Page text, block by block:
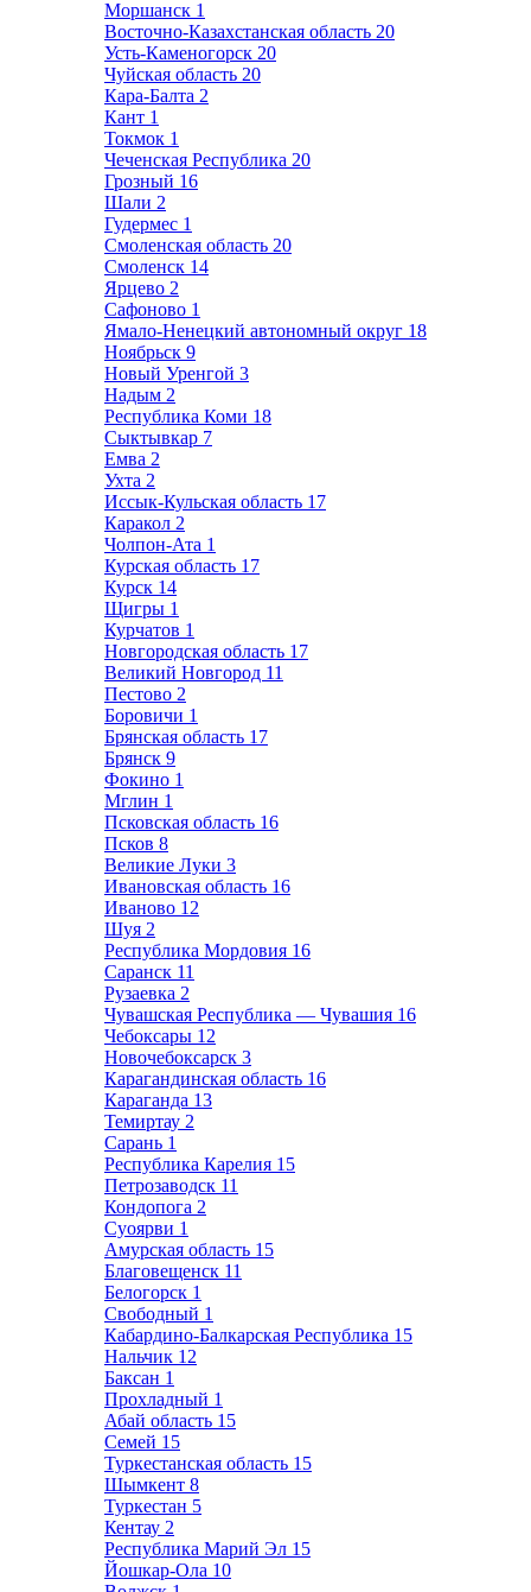
Моршанск 1
Восточно-Казахстанская область 20
Усть-Каменогорск 20
Чуйская область 20
Кара-Балта 2
Кант 1
Токмок 1
Чеченская Республика 20
Грозный 16
Шали 2
Гудермес 1
Смоленская область 20
Смоленск 14
Ярцево 2
Сафоново 1
Ямало-Ненецкий автономный округ 18
Ноябрьск 9
Новый Уренгой 3
Надым 2
Республика Коми 18
Сыктывкар 7
Емва 2
Ухта 2
Иссык-Кульская область 17
Каракол 2
Чолпон-Ата 1
Курская область 17
Курск 14
Щигры 1
Курчатов 1
Новгородская область 17
Великий Новгород 11
Пестово 2
Боровичи 1
Брянская область 17
Брянск 9
Фокино 1
Мглин 1
Псковская область 16
Псков 8
Великие Луки 3
Ивановская область 16
Иваново 12
Шуя 2
Республика Мордовия 16
Саранск 11
Рузаевка 2
Чувашская Республика — Чувашия 16
Чебоксары 12
Новочебоксарск 3
Карагандинская область 16
Караганда 13
Темиртау 2
Сарань 1
Республика Карелия 15
Петрозаводск 11
Кондопога 2
Суоярви 1
Амурская область 15
Благовещенск 11
Белогорск 1
Свободный 1
Кабардино-Балкарская Республика 15
Нальчик 12
Баксан 1
Прохладный 1
Абай область 15
Семей 15
Туркестанская область 15
Шымкент 8
Туркестан 5
Кентау 2
Республика Марий Эл 15
Йошкар-Ола 10